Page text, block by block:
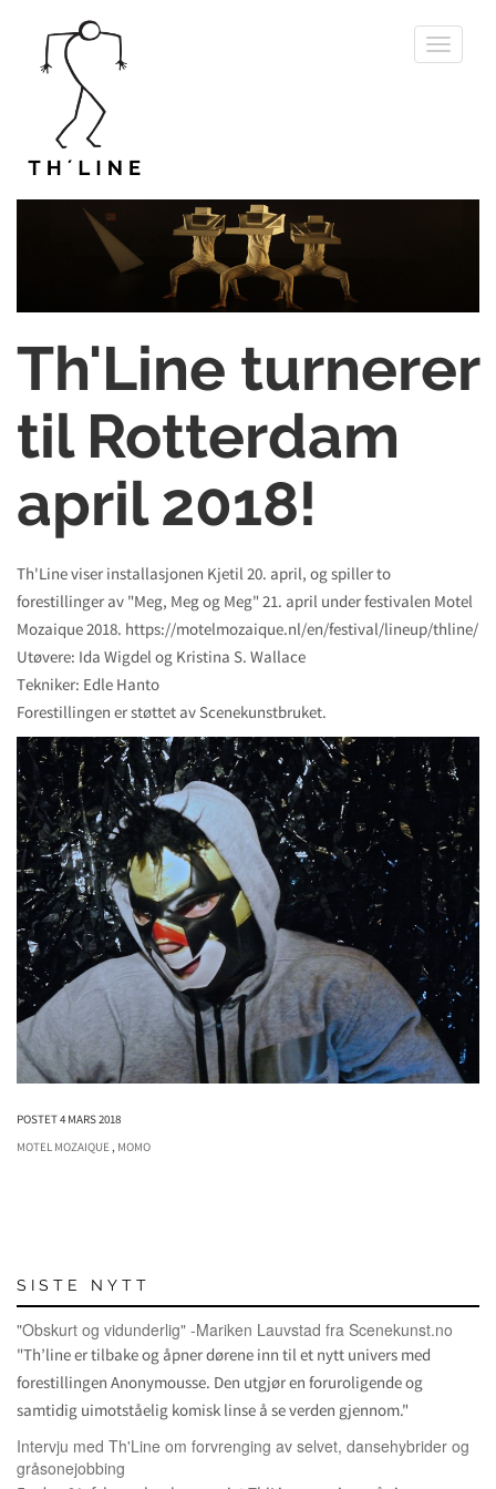
Toggle
Th'Line turnerer
til Rotterdam
april 2018!
Th'Line viser installasjonen Kjetil 20. april, og spiller to
forestillinger av "Meg, Meg og Meg" 21. april under festivalen Motel
Mozaique 2018. https://motelmozaique.nl/en/festival/lineup/thline/
Utøvere: Ida Wigdel og Kristina S. Wallace
Tekniker: Edle Hanto
Forestillingen er støttet av Scenekunstbruket.
POSTET 4 MARS 2018
MOTEL MOZAIQUE, MOMO
SISTE NYTT
"Obskurt og vidunderlig" -Mariken Lauvstad fra Scenekunst.no
"Th’line er tilbake og åpner dørene inn til et nytt univers med
forestillingen Anonymousse. Den utgjør en foruroligende og
samtidig uimotståelig komisk linse å se verden gjennom."
Intervju med Th'Line om forvrenging av selvet, dansehybrider og
gråsonejobbing